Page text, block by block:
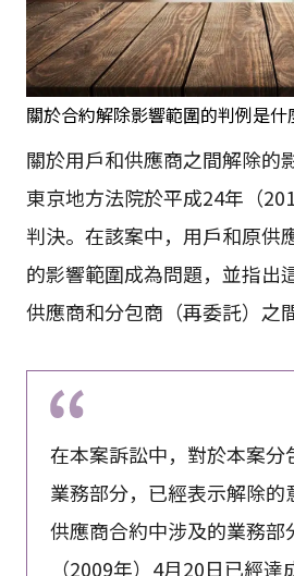
關於合約解除影響範圍的判例是什
關於用戶和供應商之間解除的
東京地方法院於平成24年（
判決。在該案中，用戶和原供
的影響範圍成為問題，並指出
供應商和分包商（再委託）之
在本案訴訟中，對於本案分
業務部分，已經表示解除的
供應商合約中涉及的業務部
（2009年）4月20日已經